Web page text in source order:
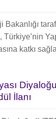
Türkiye’nin
katkı
İlanı